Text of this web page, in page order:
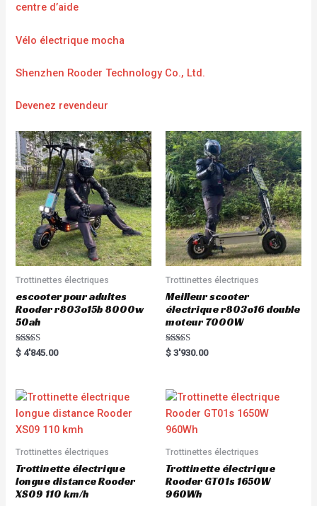
centre d’aide
Vélo électrique mocha
Shenzhen Rooder Technology Co., Ltd.
Devenez revendeur
Trottinettes électriques
escooter pour adultes
Rooder r803o15b 8000w
50ah
Rated
5.00
$ 4'845.00
Trottinettes électriques
Meilleur scooter
électrique r803o16 double
moteur 7000W
Rated
5.00
$ 3'930.00
Trottinettes électriques
Trottinette électrique
longue distance Rooder
XS09 110 km/h
Trottinettes électriques
Trottinette électrique
Rooder GT01s 1650W
960Wh